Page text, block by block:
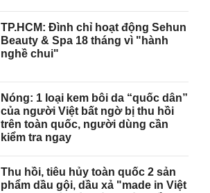
TP.HCM: Đình chỉ hoạt động Sehun
Beauty & Spa 18 tháng vì "hành
nghề chui"
Nóng: 1 loại kem bôi da “quốc dân”
của người Việt bất ngờ bị thu hồi
trên toàn quốc, người dùng cần
kiểm tra ngay
Thu hồi, tiêu hủy toàn quốc 2 sản
phẩm dầu gội, dầu xả "made in Việt